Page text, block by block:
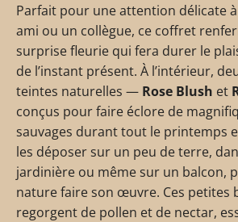
Parfait pour une attention délicate
ami ou un collègue, ce coffret
surprise fleurie qui fera durer le
de l’instant présent. À l’intérieur,
teintes naturelles — Rose Blush et
conçus pour faire éclore de
sauvages durant tout le printemps
les déposer sur un peu de terre,
jardinière ou même sur un balcon,
nature faire son œuvre. Ces petites
regorgent de pollen et de nectar,